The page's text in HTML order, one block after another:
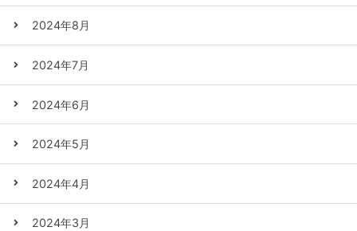
2024年8月
2024年7月
2024年6月
2024年5月
2024年4月
2024年3月